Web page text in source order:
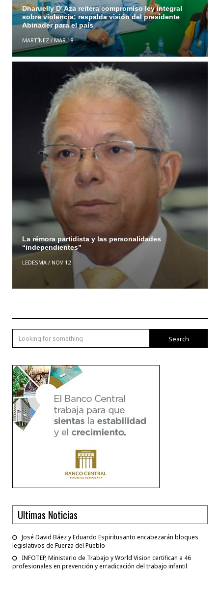
Dharuelly D’ Aza reitera compromiso ley integral
sobre violencia; respalda visión del presidente
Abinader para el país
MARTÍNEZ/MAR 18
La rémora partidista y las personalidades
“independientes”
LEDESMA/ NOV 12
Search
Ultimas Noticias
José David Báez y Eduardo Espiritusanto encabezarán bloques
legislativos de Fuerza del Pueblo
INFOTEP, Ministerio de Trabajo y World Vision certifican a 46
profesionales en prevención y erradicación del trabajo infantil